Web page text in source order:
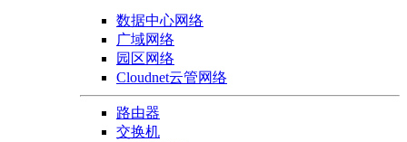
数据中心网络
广域网络
园区网络
Cloudnet云管网络
路由器
交换机